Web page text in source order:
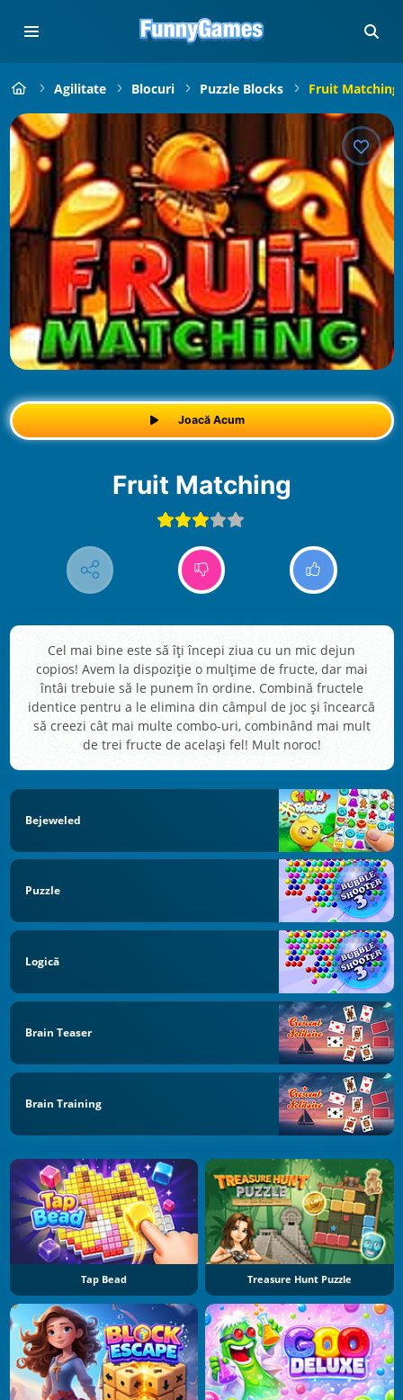
Agilitate Blocuri Puzzle Blocks Fruit Matching
Joacă Acum
Fruit Matching
Cel mai bine este să îți începi ziua cu un mic dejun
copios! Avem la dispoziție o mulțime de fructe, dar mai
întâi trebuie să le punem în ordine. Combină fructele
identice pentru a le elimina din câmpul de joc și încearcă
să creezi cât mai multe combo-uri, combinând mai mult
de trei fructe de același fel! Mult noroc!
Bejeweled
Puzzle
Logică
Brain Teaser
Brain Training
Tap Bead Treasure Hunt Puzzle